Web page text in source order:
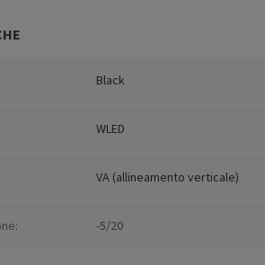
Black
WLED
VA (allineamento verticale)
-5/20